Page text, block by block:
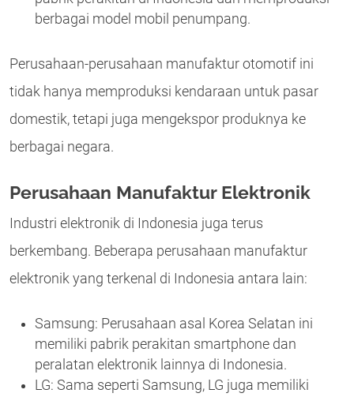
berbagai model mobil penumpang.
Perusahaan-perusahaan manufaktur otomotif ini
tidak hanya memproduksi kendaraan untuk pasar
domestik, tetapi juga mengekspor produknya ke
berbagai negara.
Perusahaan Manufaktur Elektronik
Industri elektronik di Indonesia juga terus
berkembang. Beberapa perusahaan manufaktur
elektronik yang terkenal di Indonesia antara lain:
Samsung: Perusahaan asal Korea Selatan ini
memiliki pabrik perakitan smartphone dan
peralatan elektronik lainnya di Indonesia.
LG: Sama seperti Samsung, LG juga memiliki